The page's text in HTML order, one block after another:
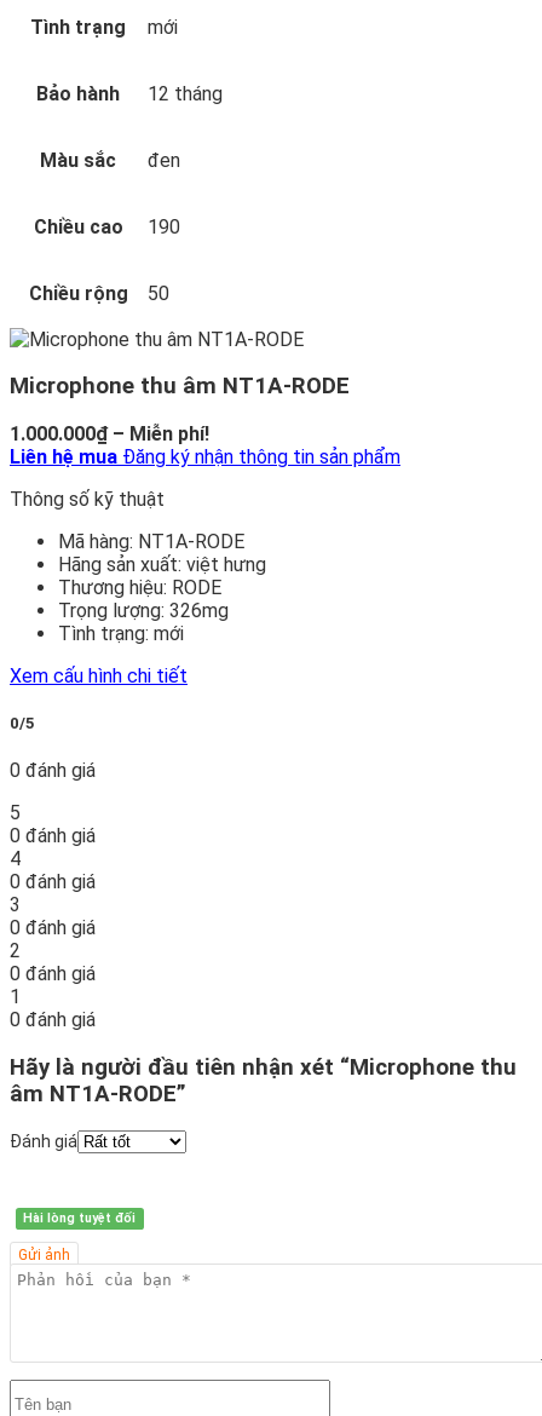
Tình trạng mới
Bảo hành 12 tháng
Màu sắc đen
Chiều cao 190
Chiều rộng 50
Microphone thu âm NT1A-RODE
1.000.000₫ – Miễn phí!Khoảng
giá:
Miễn
phí!
Liên hệ mua Đăng ký nhận thông tin sản phẩm
Thông số kỹ thuật
Mã hàng: NT1A-RODE
Hãng sản xuất: việt hưng
Thương hiệu: RODE
Trọng lượng: 326mg
Tình trạng: mới
Xem cấu hình chi tiết
0/5
0 đánh giá
5
0 đánh giá
4
0 đánh giá
3
0 đánh giá
2
0 đánh giá
1
0 đánh giá
Hãy là người đầu tiên nhận xét “Microphone thu
âm NT1A-RODE”
Đánh giá
Hài lòng tuyệt đối
Gửi ảnh